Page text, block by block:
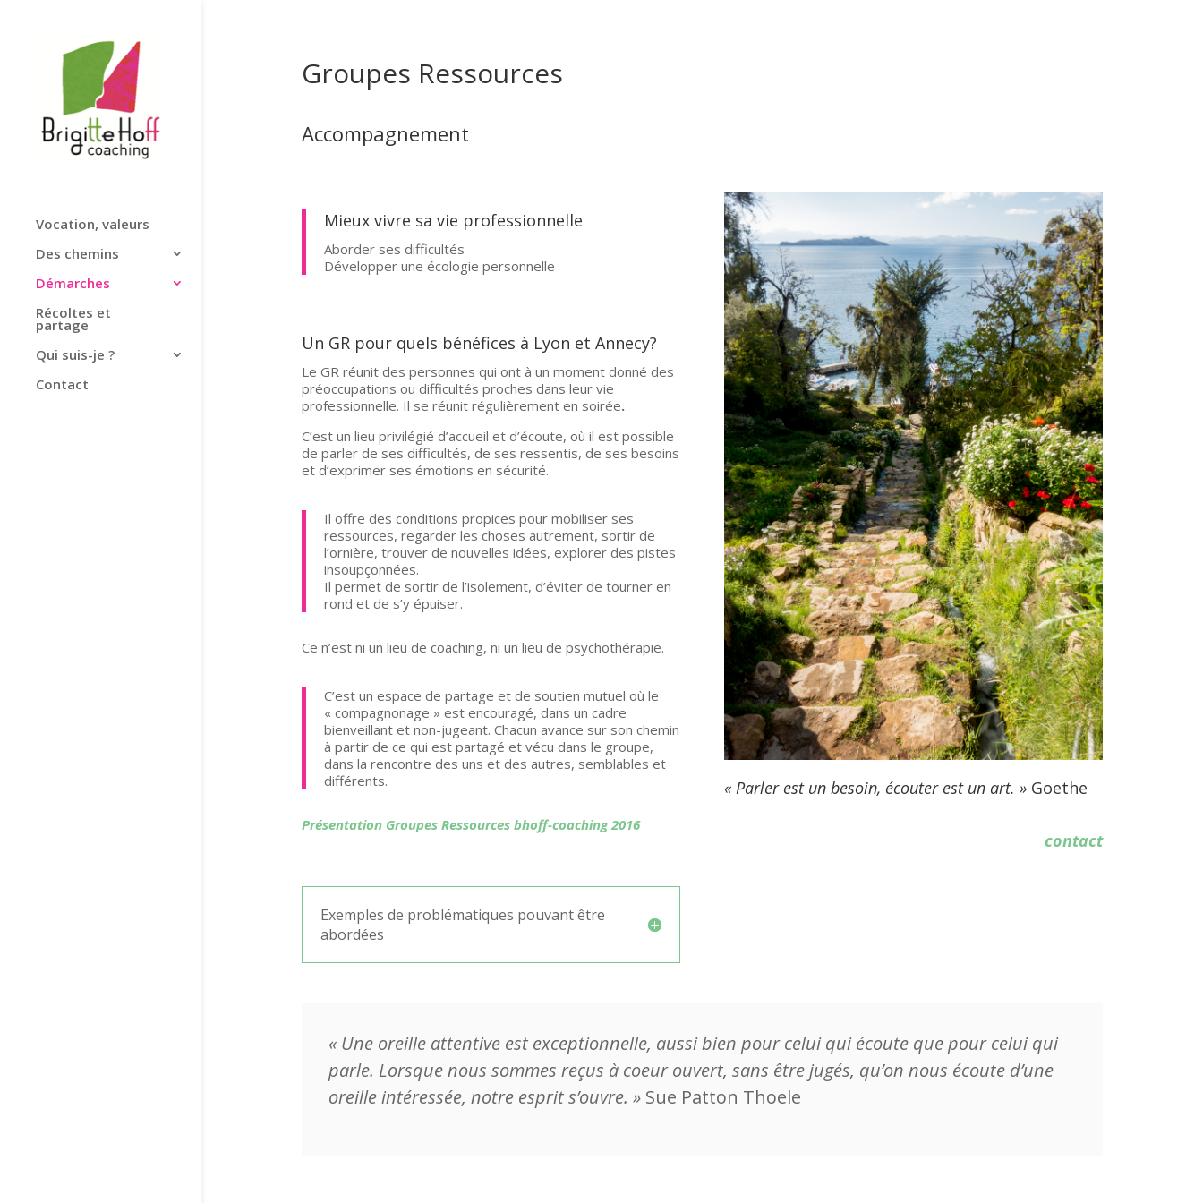
Vocation, valeurs
Des chemins
Démarches
Récoltes et
partage
Qui suis-je ?
Contact
Groupes Ressources
Accompagnement
Mieux vivre sa vie professionnelle
Aborder ses difficultés
Développer une écologie personnelle
Un GR pour quels bénéfices à Lyon et Annecy?
Le GR réunit des personnes qui ont à un moment donné des
préoccupations ou difficultés proches dans leur vie
professionnelle. Il se réunit régulièrement en soirée.
C’est un lieu privilégié d’accueil et d’écoute, où il est possible
de parler de ses difficultés, de ses ressentis, de ses besoins
et d’exprimer ses émotions en sécurité.
Il offre des conditions propices pour mobiliser ses
ressources, regarder les choses autrement, sortir de
l’ornière, trouver de nouvelles idées, explorer des pistes
insoupçonnées.
Il permet de sortir de l’isolement, d’éviter de tourner en
rond et de s’y épuiser.
Ce n’est ni un lieu de coaching, ni un lieu de psychothérapie.
C’est un espace de partage et de soutien mutuel où le
« compagnonage » est encouragé, dans un cadre
bienveillant et non-jugeant. Chacun avance sur son chemin
à partir de ce qui est partagé et vécu dans le groupe,
dans la rencontre des uns et des autres, semblables et
différents.
Présentation Groupes Ressources bhoff-coaching 2016
Exemples de problématiques pouvant être
abordées
« Parler est un besoin, écouter est un art. » Goethe
contact
« Une oreille attentive est exceptionnelle, aussi bien pour celui qui écoute que pour celui qui
parle. Lorsque nous sommes reçus à coeur ouvert, sans être jugés, qu’on nous écoute d’une
oreille intéressée, notre esprit s’ouvre. »Sue Patton Thoele